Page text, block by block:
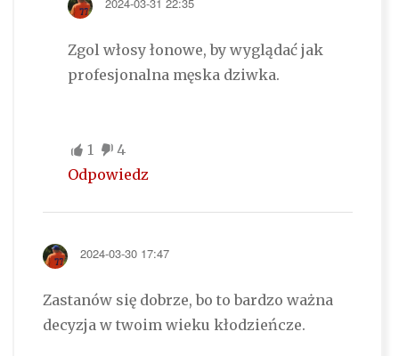
Zgol włosy łonowe, by wyglądać jak
profesjonalna męska dziwka.
1
4
Odpowiedz
2024-03-30 17:47
Zastanów się dobrze, bo to bardzo ważna
decyzja w twoim wieku kłodzieńcze.